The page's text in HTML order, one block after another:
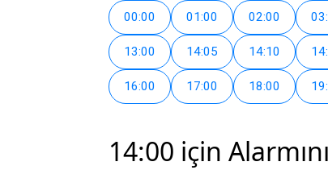
00:00 01:00 02:00
13:00 14:05 14:10
16:00 17:00 18:00
14:00 için